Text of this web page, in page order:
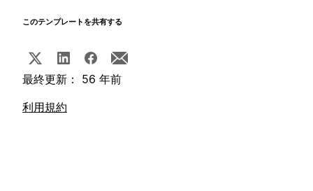
このテンプレートを共有する
最終更新： 56 年前
利用規約